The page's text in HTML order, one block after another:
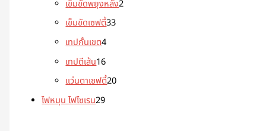
เข็มขัดพยุงหลัง2
เข็มขัดเซฟตี้33
เทปกั้นเขต4
เทปตีเส้น16
แว่นตาเซฟตี้20
ไฟหมุน ไฟไซเรน29